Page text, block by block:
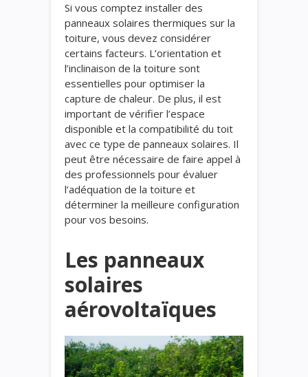
Si vous comptez installer des
panneaux solaires thermiques sur la
toiture, vous devez considérer
certains facteurs. L’orientation et
l’inclinaison de la toiture sont
essentielles pour optimiser la
capture de chaleur. De plus, il est
important de vérifier l’espace
disponible et la compatibilité du toit
avec ce type de panneaux solaires. Il
peut être nécessaire de faire appel à
des professionnels pour évaluer
l’adéquation de la toiture et
déterminer la meilleure configuration
pour vos besoins.
Les panneaux
solaires
aérovoltaïques